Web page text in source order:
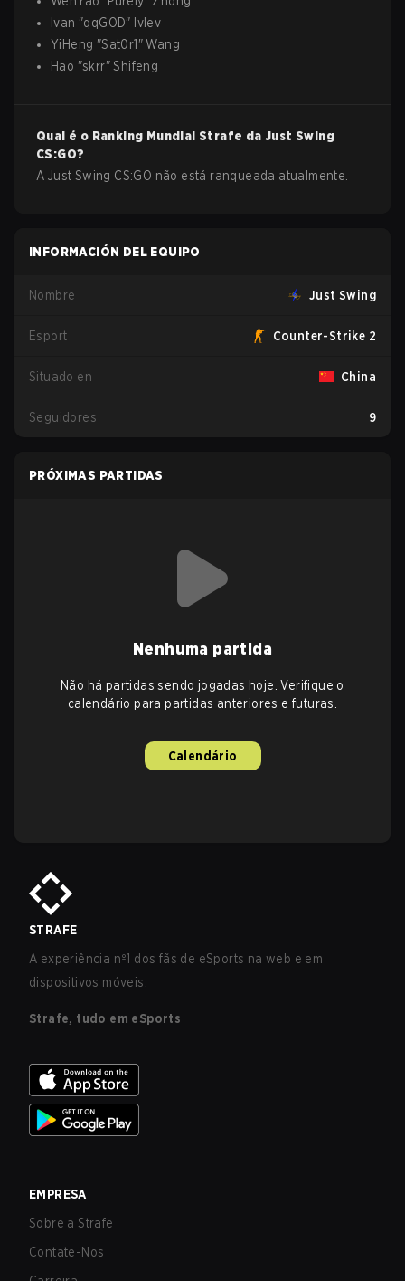
Ivan "qqGOD" Ivlev
YiHeng "Sat0r1 "Wang
Hao "skrr"Shifeng
Qual é o Ranking Mundial Strafe da Just Swing
CS:GO?
A Just Swing CS:GO não está ranqueada atualmente.
INFORMACIÓN DEL EQUIPO
Nombre Just Swing
Esport Counter-Strike 2
Situado en China
Seguidores 9
PRÓXIMAS PARTIDAS
Nenhuma partida
Não há partidas sendo jogadas hoje. Verifique o
calendário para partidas anteriores e futuras.
Calendário
STRAFE
A experiência nº1 dos fãs de eSports na web e em
dispositivos móveis.
Strafe, tudo em eSports
EMPRESA
Sobre a Strafe
Contate-Nos